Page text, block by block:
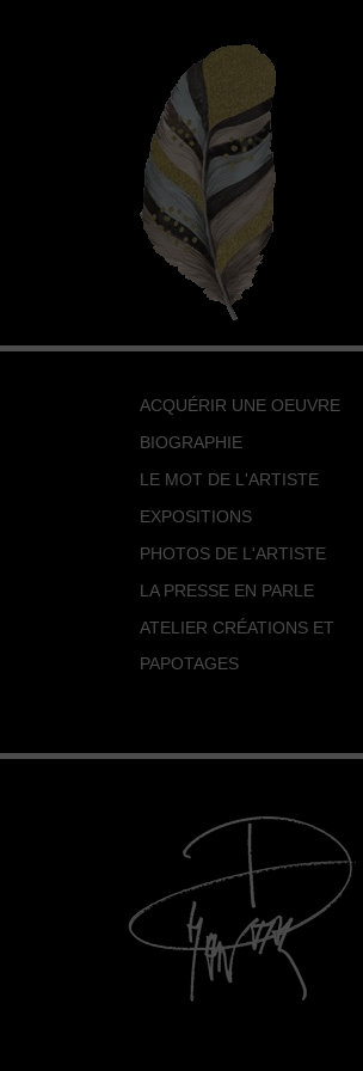
ACQUÉRIR UNE OEUVRE
BIOGRAPHIE
LE MOT DE L'ARTISTE
EXPOSITIONS
PHOTOS DE L'ARTISTE
LA PRESSE EN PARLE
ATELIER CRÉATIONS ET
PAPOTAGES